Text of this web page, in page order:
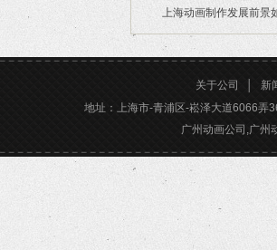
2026/02/28
上海动画制作发展前景
2026/02/24
关于公司
新
地址：上海市-青浦区-崧泽大道6066弄
广州动画公司,广州